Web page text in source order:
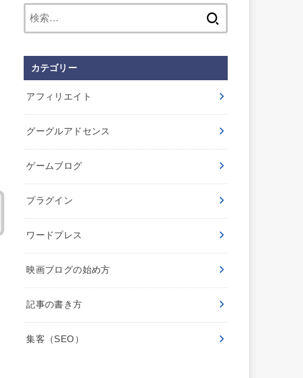
カテゴリー
アフィリエイト
グーグルアドセンス
ゲームブログ
プラグイン
ワードプレス
映画ブログの始め方
記事の書き方
集客（SEO）